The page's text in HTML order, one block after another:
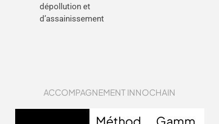
dépollution et
d’assainissement
ACCOMPAGNEMENT INNOCHAIN